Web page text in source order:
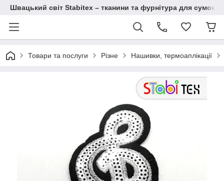
Швацький світ Stabitex – тканини та фурнітура для сумок і
Товари та послуги Різне Нашивки, термоаплікації